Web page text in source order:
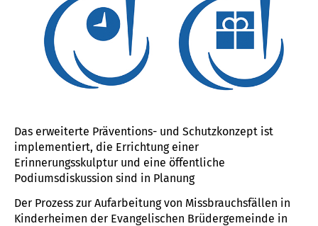
Das erweiterte Präventions- und Schutzkonzept ist
implementiert, die Errichtung einer
Erinnerungsskulptur und eine öffentliche
Podiumsdiskussion sind in Planung
Der Prozess zur Aufarbeitung von Missbrauchsfällen in
Kinderheimen der Evangelischen Brüdergemeinde in